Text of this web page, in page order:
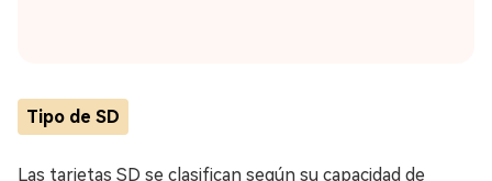
Tipo de SD
Las tarjetas SD se clasifican según su capacidad de